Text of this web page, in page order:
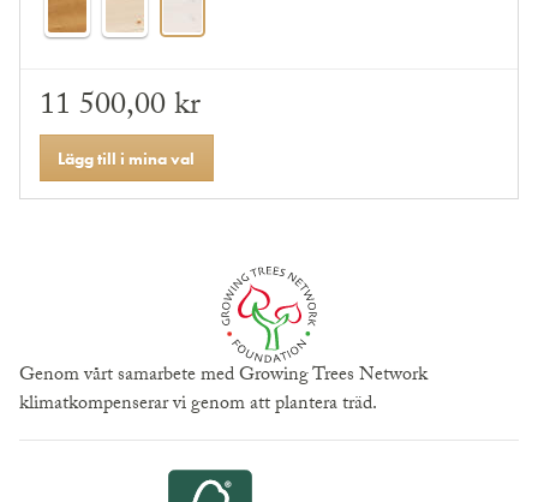
11 500,00 kr
Lägg till i mina val
Genom vårt samarbete med Growing Trees Network
klimatkompenserar vi genom att plantera träd.